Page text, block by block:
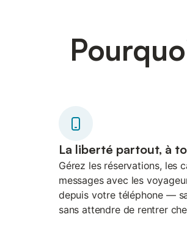
La liberté partout, à
Gérez les réservations, les
messages avec les
depuis votre téléphone —
sans attendre de rentrer